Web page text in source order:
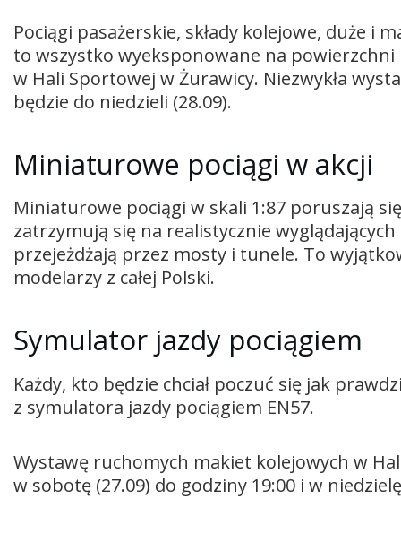
Pociągi pasażerskie, składy kolejowe, duże i
to wszystko wyeksponowane na
w Hali Sportowej w Żurawicy. Niezwykła
będzie do niedzieli (28.09).
Miniaturowe pociągi w akcji
Miniaturowe pociągi w skali 1:87 poruszają
zatrzymują się na realistycznie
przejeżdżają przez mosty i tunele. To
modelarzy z całej Polski.
Symulator jazdy pociągiem
Każdy, kto będzie chciał poczuć się jak
z symulatora jazdy pociągiem EN57.
Wystawę ruchomych makiet kolejowych w
w sobotę (27.09) do godziny 19:00 i w